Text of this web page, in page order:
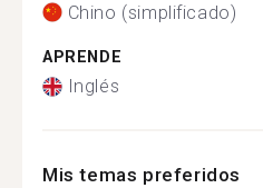
Chino (simplificado)
APRENDE
Inglés
Mis temas preferidos